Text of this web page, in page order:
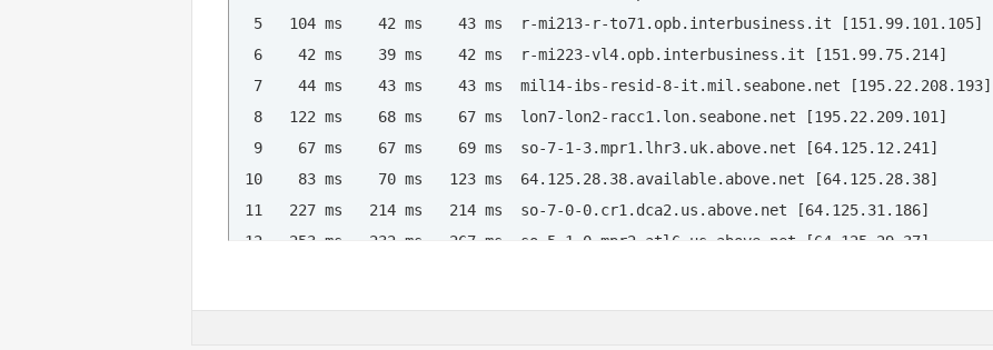
Address:  75.126.23.100
Configurazione IP di Windows
        Nome host . . . . . . . . . . . . . . : zodd
        Suffisso DNS primario  . . . . . . .  :
        Tipo nodo . . . . . . . . .  : Sconosciuto
        Routing IP abilitato. . . . . . . . . : No
  5   104 ms    42 ms    43 ms  r-mi213-r-to71.opb.interbusiness.it [151.99.101.105]
  6    42 ms    39 ms    42 ms  r-mi223-vl4.opb.interbusiness.it [151.99.75.214]
  7    44 ms    43 ms    43 ms  mil14-ibs-resid-8-it.mil.seabone.net [195.22.208.193]
  8   122 ms    68 ms    67 ms  lon7-lon2-racc1.lon.seabone.net [195.22.209.101]
  9    67 ms    67 ms    69 ms  so-7-1-3.mpr1.lhr3.uk.above.net [64.125.12.241]
10    83 ms    70 ms   123 ms  64.125.28.38.available.above.net [64.125.28.38]
11   227 ms   214 ms   214 ms  so-7-0-0.cr1.dca2.us.above.net [64.125.31.186]
12   253 ms   232 ms   267 ms  so-5-1-0.mpr2.atl6.us.above.net [64.125.29.37]